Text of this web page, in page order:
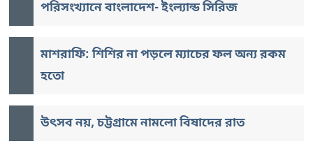
পরিসংখ্যানে বাংলাদেশ- ইংল্যান্ড সিরিজ
মাশরাফি: শিশির না পড়লে ম্যাচের ফল অন্য রকম
হতো
উৎসব নয়, চট্টগ্রামে নামলো বিষাদের রাত